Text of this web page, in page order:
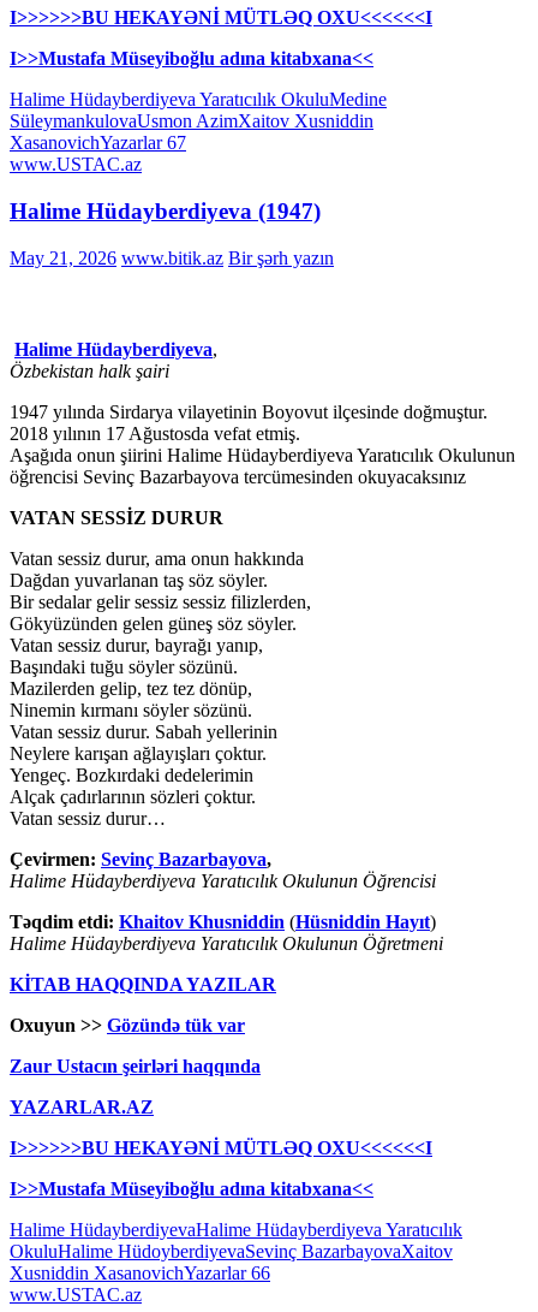
I>>>>>>BU HEKAYƏNİ MÜTLƏQ OXU<<<<<<I
I>>Mustafa Müseyiboğlu adına kitabxana<<
Halime Hüdayberdiyeva Yaratıcılık OkuluMedine
SüleymankulovaUsmon AzimXaitov Xusniddin
XasanovichYazarlar 67
www.USTAC.az
Halime Hüdayberdiyeva (1947)
May 21, 2026 www.bitik.az Bir şərh yazın
Halime Hüdayberdiyeva,
Özbekistan halk şairi
1947 yılında Sirdarya vilayetinin Boyovut ilçesinde doğmuştur.
2018 yılının 17 Ağustosda vefat etmiş.
Aşağıda onun şiirini Halime Hüdayberdiyeva Yaratıcılık Okulunun
öǧrencisi Sevinç Bazarbayova tercümesinden okuyacaksınız
VATAN SESSİZ DURUR
Vatan sessiz durur, ama onun hakkında
Dağdan yuvarlanan taş söz söyler.
Bir sedalar gelir sessiz sessiz filizlerden,
Gökyüzünden gelen güneş söz söyler.
Vatan sessiz durur, bayrağı yanıp,
Başındaki tuğu söyler sözünü.
Mazilerden gelip, tez tez dönüp,
Ninemin kırmanı söyler sözünü.
Vatan sessiz durur. Sabah yellerinin
Neylere karışan ağlayışları çoktur.
Yengeç. Bozkırdaki dedelerimin
Alçak çadırlarının sözleri çoktur.
Vatan sessiz durur…
Çevirmen: Sevinç Bazarbayova,
Halime Hüdayberdiyeva Yaratıcılık Okulunun Öğrencisi
Təqdim etdi: Khaitov Khusniddin (Hüsniddin Hayıt)
Halime Hüdayberdiyeva Yaratıcılık Okulunun Öğretmeni
KİTAB HAQQINDA YAZILAR
Oxuyun >> Gözündə tük var
Zaur Ustacın şeirləri haqqında
YAZARLAR.AZ
I>>>>>>BU HEKAYƏNİ MÜTLƏQ OXU<<<<<<I
I>>Mustafa Müseyiboğlu adına kitabxana<<
Halime HüdayberdiyevaHalime Hüdayberdiyeva Yaratıcılık
OkuluHalime HüdoyberdiyevaSevinç BazarbayovaXaitov
Xusniddin XasanovichYazarlar 66
www.USTAC.az